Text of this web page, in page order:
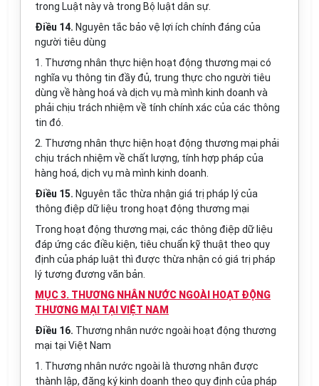
trong Luật này và trong Bộ luật dân sự.
Điều 14. Nguyên tắc bảo vệ lợi ích chính đáng của
người tiêu dùng
1. Thương nhân thực hiện hoạt động thương mại có
nghĩa vụ thông tin đầy đủ, trung thực cho người tiêu
dùng về hàng hoá và dịch vụ mà mình kinh doanh và
phải chịu trách nhiệm về tính chính xác của các thông
tin đó.
2. Thương nhân thực hiện hoạt động thương mại phải
chịu trách nhiệm về chất lượng, tính hợp pháp của
hàng hoá, dịch vụ mà mình kinh doanh.
Điều 15. Nguyên tắc thừa nhận giá trị pháp lý của
thông điệp dữ liệu trong hoạt động thương mại
Trong hoạt động thương mại, các thông điệp dữ liệu
đáp ứng các điều kiện, tiêu chuẩn kỹ thuật theo quy
định của pháp luật thì được thừa nhận có giá trị pháp
lý tương đương văn bản.
MỤC 3. THƯƠNG NHÂN NƯỚC NGOÀI HOẠT ĐỘNG
THƯƠNG MẠI TẠI VIỆT NAM
Điều 16. Thương nhân nước ngoài hoạt động thương
mại tại Việt Nam
1. Thương nhân nước ngoài là thương nhân được
thành lập, đăng ký kinh doanh theo quy định của pháp